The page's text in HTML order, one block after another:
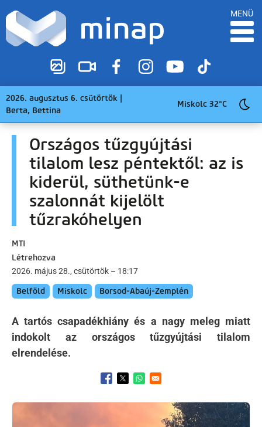
MENÜ
2026. augusztus 6. csütörtök |
Berta, Bettina
Miskolc 32°C
Országos tűzgyújtási
tilalom lesz péntektől: az is
kiderül, süthetünk-e
szalonnát kijelölt
tűzrakóhelyen
MTI
Létrehozva
2026. május 28., csütörtök – 18:17
Belföld Miskolc Borsod-Abaúj-Zemplén
A tartós csapadékhiány és a nagy meleg miatt
indokolt az országos tűzgyújtási tilalom
elrendelése.
Opens in a new window
Opens in a new window
Opens in a new window
Kép